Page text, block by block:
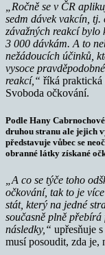
„Ročně se v ČR
sedm dávek vakcín,
závažných reakcí
3 000 dávkám. A to
nežádoucích účinků,
vysoce
reakcí,“ říká praktická
Svoboda očkování.
Podle Hany
druhou stranu ale jejich
představuje vůbec se
obranné látky získané
„A co se týče toho
očkování, tak to je
stát, který na jedné
současně plně
následky,“ upřesňuje
musí posoudit, zda je,